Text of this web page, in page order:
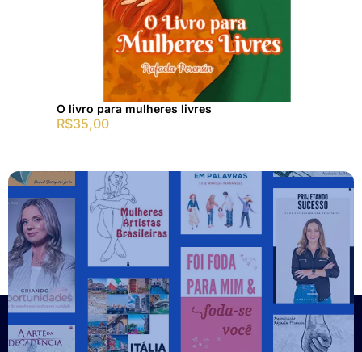
O livro para mulheres livres
R$35,00